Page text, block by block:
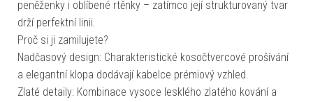
peněženky i oblíbené rtěnky – zatímco její strukturovaný tvar
drží perfektní linii.
Proč si ji zamilujete?
Nadčasový design: Charakteristické kosočtvercové prošívání
a elegantní klopa dodávají kabelce prémiový vzhled.
Zlaté detaily: Kombinace vysoce lesklého zlatého kování a